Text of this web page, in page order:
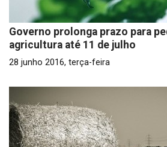
Governo prolonga prazo para
agricultura até 11 de julho
28 junho 2016, terça-feira